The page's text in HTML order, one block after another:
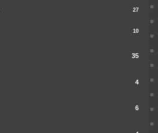
27
10
35
4
6